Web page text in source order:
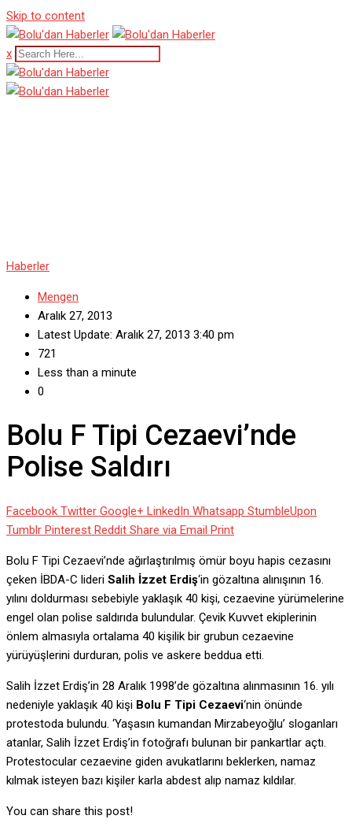
Skip to content
x
Haberler
Mengen
Aralık 27, 2013
Latest Update: Aralık 27, 2013 3:40 pm
721
Less than a minute
0
Bolu F Tipi Cezaevi’nde
Polise Saldırı
Facebook Twitter Google+ LinkedIn Whatsapp StumbleUpon
Tumblr Pinterest Reddit Share via Email Print
Bolu F Tipi Cezaevi’nde ağırlaştırılmış ömür boyu hapis cezasını
çeken İBDA-C lideri Salih İzzet Erdiş‘in gözaltına alınışının 16.
yılını doldurması sebebiyle yaklaşık 40 kişi, cezaevine yürümelerine
engel olan polise saldırıda bulundular. Çevik Kuvvet ekiplerinin
önlem almasıyla ortalama 40 kişilik bir grubun cezaevine
yürüyüşlerini durduran, polis ve askere beddua etti.
Salih İzzet Erdiş’in 28 Aralık 1998’de gözaltına alınmasının 16. yılı
nedeniyle yaklaşık 40 kişi Bolu F Tipi Cezaevi‘nin önünde
protestoda bulundu. ‘Yaşasın kumandan Mirzabeyoğlu’ sloganları
atanlar, Salih İzzet Erdiş’in fotoğrafı bulunan bir pankartlar açtı.
Protestocular cezaevine giden avukatlarını beklerken, namaz
kılmak isteyen bazı kişiler karla abdest alıp namaz kıldılar.
You can share this post!